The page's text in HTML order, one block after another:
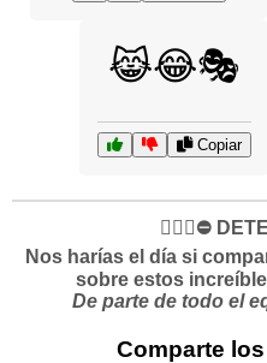
😹😂🎭
Copiar
✋🏻🛑⛔️
Nos harías el día si
sobre estos
De parte de todo el
Comparte